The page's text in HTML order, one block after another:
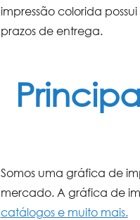
impressão colorida
prazos de entrega.
Somos uma gráfica de
mercado. A gráfica de
catálogos e muito mais.